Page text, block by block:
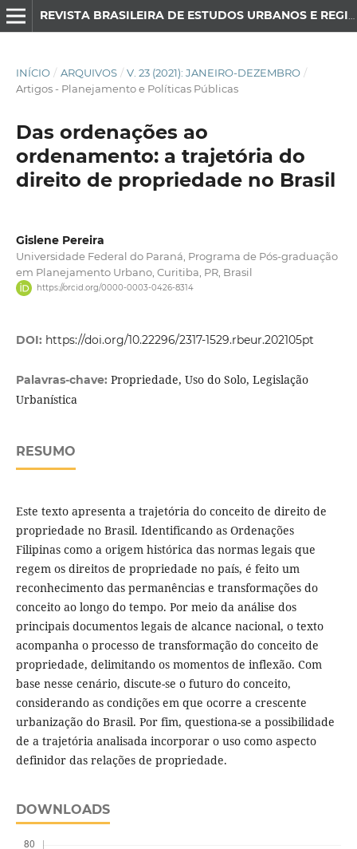
INÍCIO / ARQUIVOS / V. 23 (2021): JANEIRO-DEZEMBRO /
Artigos - Planejamento e Políticas Públicas
Das ordenações ao
ordenamento: a trajetória do
direito de propriedade no Brasil
Gislene Pereira
Universidade Federal do Paraná, Programa de Pós-graduação
em Planejamento Urbano, Curitiba, PR, Brasil
https://orcid.org/0000-0003-0426-8314
DOI: https://doi.org/10.22296/2317-1529.rbeur.202105pt
Palavras-chave: Propriedade, Uso do Solo, Legislação
Urbanística
RESUMO
Este texto apresenta a trajetória do conceito de direito de
propriedade no Brasil. Identificando as Ordenações
Filipinas como a origem histórica das normas legais que
regem os direitos de propriedade no país, é feito um
reconhecimento das permanências e transformações do
conceito ao longo do tempo. Por meio da análise dos
principais documentos legais de alcance nacional, o texto
acompanha o processo de transformação do conceito de
propriedade, delimitando os momentos de inflexão. Com
base nesse cenário, discute-se o futuro do conceito,
considerando as condições em que ocorre a crescente
urbanização do Brasil. Por fim, questiona-se a possibilidade
de a trajetória analisada incorporar o uso como aspecto
definidor das relações de propriedade.
DOWNLOADS